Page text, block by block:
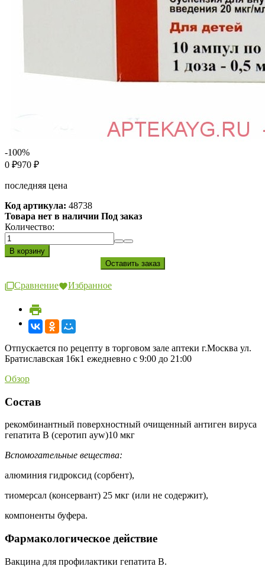
-100%
0 ₽970 ₽
последняя цена
Код артикула: 48738
Товара нет в наличии Под заказ
Количество:
Сравнение Избранное
Отпускается по рецепту в торговом зале аптеки г.Москва ул.
Братиславская 16к1 ежедневно с 9:00 до 21:00
Обзор
Состав
рекомбинантный поверхностный очищенный антиген вируса
гепатита B (серотип ayw)10 мкг
Вспомогательные вещества:
алюминия гидроксид (сорбент),
тиомерсал (консервант) 25 мкг (или не содержит),
компоненты буфера.
Фармакологическое действие
Вакцина для профилактики гепатита В.